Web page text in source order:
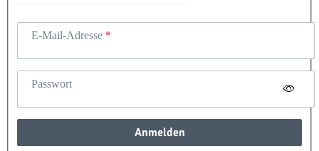
E-Mail-Adresse
Passwort
Anmelden